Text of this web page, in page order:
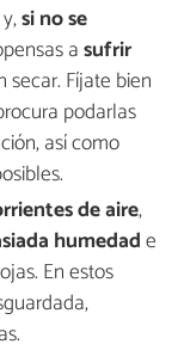
y,si no se
asufrir
Fíjate bien
podarlas
así como
de aire,
humedade
En estos